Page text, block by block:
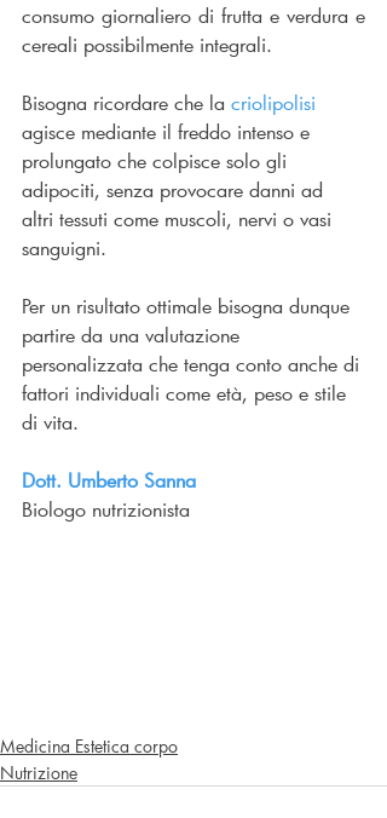
consumo giornaliero di frutta e verdura e
cereali possibilmente integrali.
Bisogna ricordare che la criolipolisi
agisce mediante il freddo intenso e
prolungato che colpisce solo gli
adipociti, senza provocare danni ad
altri tessuti come muscoli, nervi o vasi
sanguigni.
Per un risultato ottimale bisogna dunque
partire da una valutazione
personalizzata che tenga conto anche di
fattori individuali come età, peso e stile
di vita.
Dott. Umberto Sanna
Biologo nutrizionista
Medicina Estetica corpo
Nutrizione